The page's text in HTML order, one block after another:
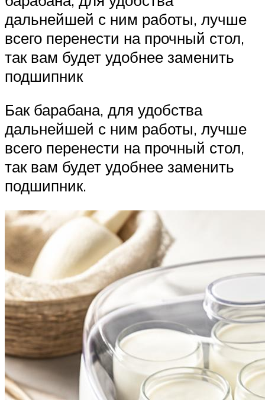
дальнейшей с ним работы, лучше
всего перенести на прочный стол,
так вам будет удобнее заменить
подшипник
Бак барабана, для удобства
дальнейшей с ним работы, лучше
всего перенести на прочный стол,
так вам будет удобнее заменить
подшипник.